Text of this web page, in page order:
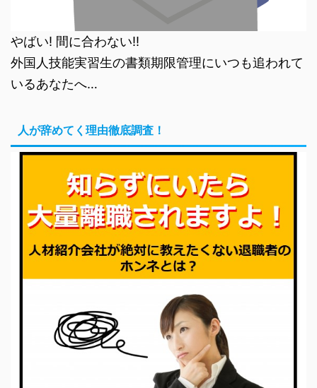
やばい! 間に合わない!!
外国人技能実習生の書類期限管理にいつも追われて
いるあなたへ…
人が辞めてく理由徹底調査！